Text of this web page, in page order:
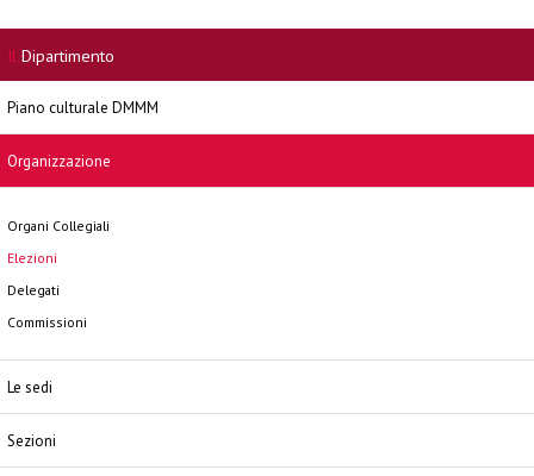
Il Dipartimento
Piano culturale DMMM
Organizzazione
Organi Collegiali
Elezioni
Delegati
Commissioni
Le sedi
Sezioni